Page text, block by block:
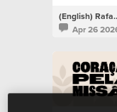
Apr 26